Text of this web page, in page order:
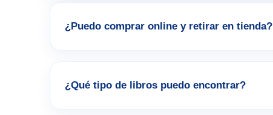
¿Puedo comprar online y retirar en tienda?
¿Qué tipo de libros puedo encontrar?